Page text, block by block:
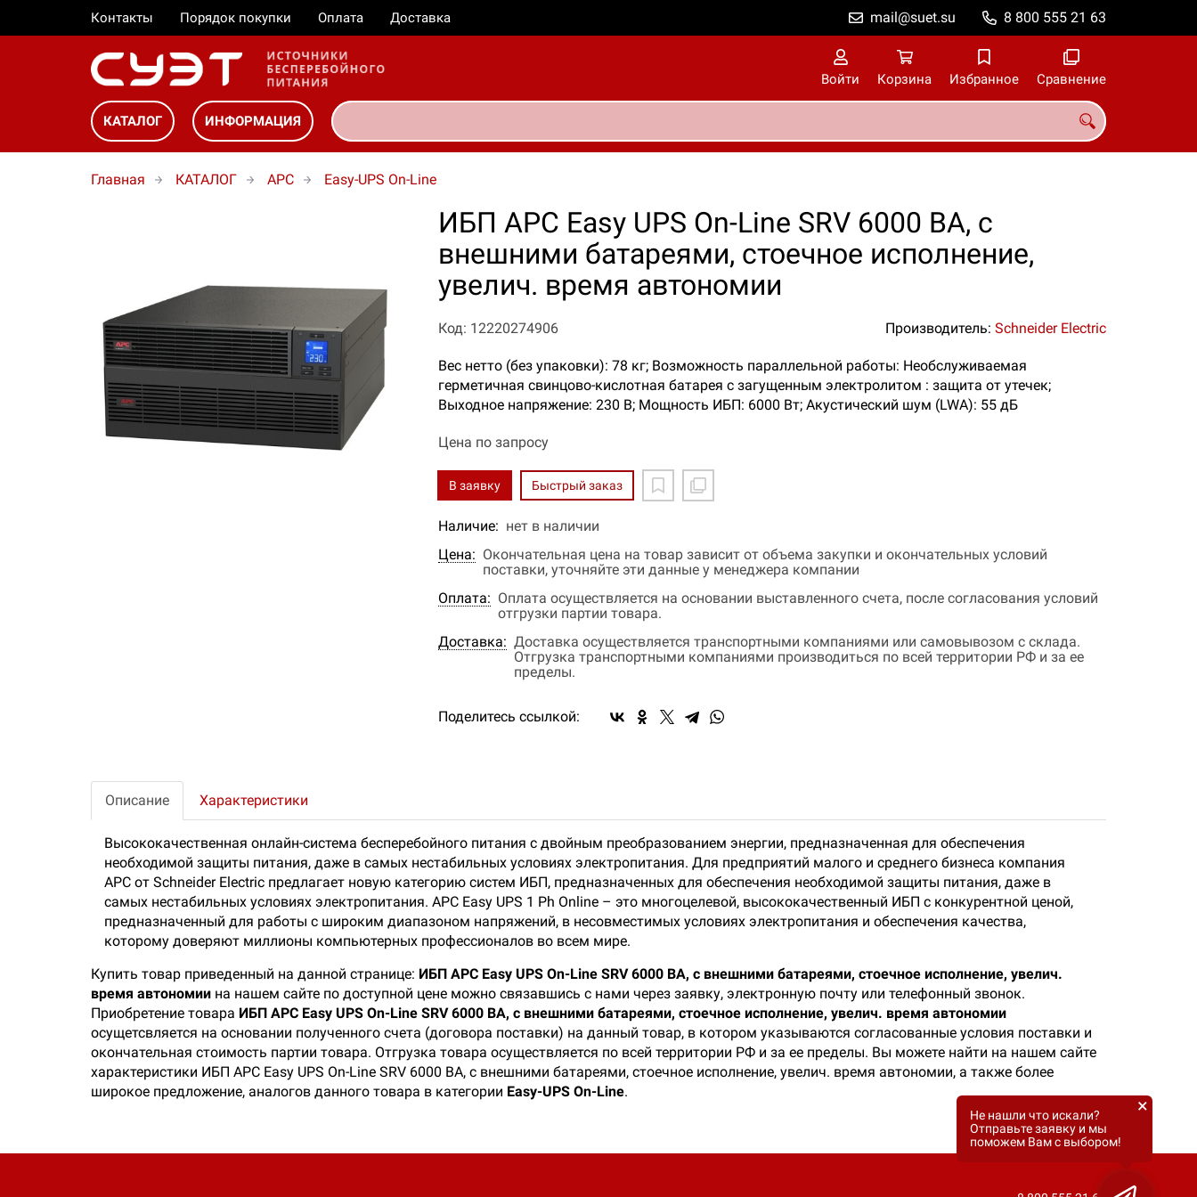
Контакты Порядок покупки Оплата Доставка 8 800 555 21 63
mail@suet.su
Войти Корзина Избранное Сравнение
КАТАЛОГ ИНФОРМАЦИЯ
Главная КАТАЛОГ APC Easy-UPS On-Line
ИБП APC Easy UPS On-Line SRV 6000 ВА, с
внешними батареями, стоечное исполнение,
увелич. время автономии
Код: 12220274906 Производитель: Schneider Electric
Вес нетто (без упаковки): 78 кг; Возможность параллельной работы: Необслуживаемая
герметичная свинцово-кислотная батарея с загущенным электролитом : защита от утечек;
Выходное напряжение: 230 В; Мощность ИБП: 6000 Вт; Акустический шум (LWA): 55 дБ
Цена по запросу
В заявку Быстрый заказ
Наличие: нет в наличии
Цена: Окончательная цена на товар зависит от объема закупки и окончательных условий
поставки, уточняйте эти данные у менеджера компании
Оплата: Оплата осуществляется на основании выставленного счета, после согласования условий
отгрузки партии товара.
Доставка: Доставка осуществляется транспортными компаниями или самовывозом с склада.
Отгрузка транспортными компаниями производиться по всей территории РФ и за ее
пределы.
Поделитесь ссылкой:
Описание Характеристики
Высококачественная онлайн-система бесперебойного питания с двойным преобразованием энергии, предназначенная для обеспечения
необходимой защиты питания, даже в самых нестабильных условиях электропитания. Для предприятий малого и среднего бизнеса компания
APC от Schneider Electric предлагает новую категорию систем ИБП, предназначенных для обеспечения необходимой защиты питания, даже в
самых нестабильных условиях электропитания. APC Easy UPS 1 Ph Online – это многоцелевой, высококачественный ИБП с конкурентной ценой,
предназначенный для работы с широким диапазоном напряжений, в несовместимых условиях электропитания и обеспечения качества,
которому доверяют миллионы компьютерных профессионалов во всем мире.
Купить товар приведенный на данной странице: ИБП APC Easy UPS On-Line SRV 6000 ВА, с внешними батареями, стоечное исполнение, увелич.
время автономии на нашем сайте по доступной цене можно связавшись с нами через заявку, электронную почту или телефонный звонок.
Приобретение товара ИБП APC Easy UPS On-Line SRV 6000 ВА, с внешними батареями, стоечное исполнение, увелич. время автономии
осущетсвляется на основании полученного счета (договора поставки) на данный товар, в котором указываются согласованные условия поставки и
окончательная стоимость партии товара. Отгрузка товара осуществляется по всей территории РФ и за ее пределы. Вы можете найти на нашем сайте
характеристики ИБП APC Easy UPS On-Line SRV 6000 ВА, с внешними батареями, стоечное исполнение, увелич. время автономии, а также более
широкое предложение, аналогов данного товара в категории Easy-UPS On-Line.
Не нашли что искали?
Отправьте заявку и мы
поможем Вам с выбором!
×